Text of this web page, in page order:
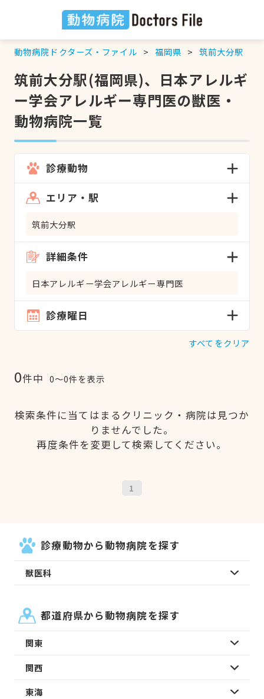
動物病院ドクターズ・ファイル 福岡県 筑前大分駅
筑前大分駅(福岡県)、日本アレルギ
ー学会アレルギー専門医の獣医・
動物病院一覧
診療動物
エリア・駅
筑前大分駅
詳細条件
日本アレルギー学会アレルギー専門医
診療曜日
すべてをクリア
0件中 0〜0件を表示
検索条件に当てはまるクリニック・病院は見つか
りませんでした。
再度条件を変更して検索してください。
1
診療動物から動物病院を探す
獣医科
都道府県から動物病院を探す
関東
関西
東海